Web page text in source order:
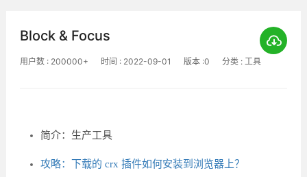
Block & Focus
用户数 : 200000+ 时间 : 2022-09-01 版本 :0 分类 : 工具
简介：生产工具
攻略：下载的 crx 插件如何安装到浏览器上？